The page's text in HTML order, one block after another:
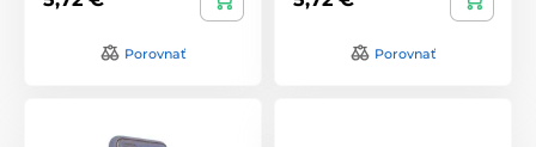
Porovnať Porovnať